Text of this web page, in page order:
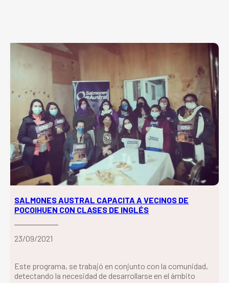
SALMONES AUSTRAL CAPACITA A VECINOS DE
POCOIHUEN CON CLASES DE INGLÉS
23/09/2021
Este programa, se trabajó en conjunto con la comunidad,
detectando la necesidad de desarrollarse en el ámbito